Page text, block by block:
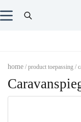
home / product toepassing /